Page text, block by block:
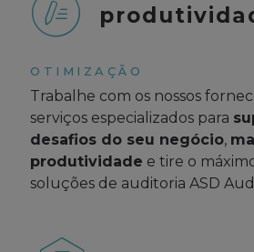
OTIMIZAÇÃO
Trabalhe com os nossos
serviços especializados para
desafios do seu negócio,
produtividade e tire o
soluções de auditoria ASD